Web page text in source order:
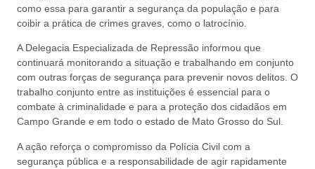
como essa para garantir a segurança da população e para
coibir a prática de crimes graves, como o latrocínio.
A Delegacia Especializada de Repressão informou que
continuará monitorando a situação e trabalhando em conjunto
com outras forças de segurança para prevenir novos delitos. O
trabalho conjunto entre as instituições é essencial para o
combate à criminalidade e para a proteção dos cidadãos em
Campo Grande e em todo o estado de Mato Grosso do Sul.
A ação reforça o compromisso da Polícia Civil com a
segurança pública e a responsabilidade de agir rapidamente